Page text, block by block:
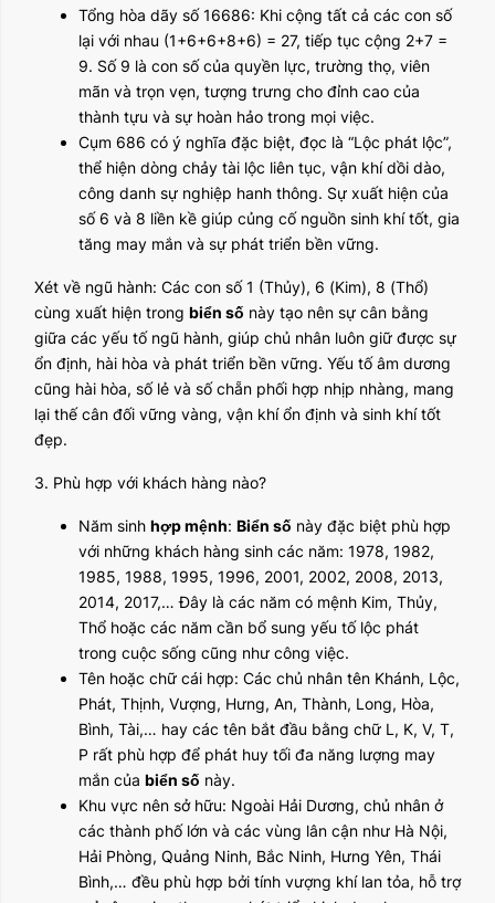
Tổng hòa dãy số 16686: Khi cộng tất cả các con số
lại với nhau (1+6+6+8+6) = 27, tiếp tục cộng 2+7 =
9. Số 9 là con số của quyền lực, trường thọ, viên
mãn và trọn vẹn, tượng trưng cho đỉnh cao của
thành tựu và sự hoàn hảo trong mọi việc.
Cụm 686 có ý nghĩa đặc biệt, đọc là “Lộc phát lộc”,
thể hiện dòng chảy tài lộc liên tục, vận khí dồi dào,
công danh sự nghiệp hanh thông. Sự xuất hiện của
số 6 và 8 liền kề giúp củng cố nguồn sinh khí tốt, gia
tăng may mắn và sự phát triển bền vững.
Xét về ngũ hành: Các con số 1 (Thủy), 6 (Kim), 8 (Thổ)
cùng xuất hiện trong biển số này tạo nên sự cân bằng
giữa các yếu tố ngũ hành, giúp chủ nhân luôn giữ được sự
ổn định, hài hòa và phát triển bền vững. Yếu tố âm dương
cũng hài hòa, số lẻ và số chẵn phối hợp nhịp nhàng, mang
lại thế cân đối vững vàng, vận khí ổn định và sinh khí tốt
đẹp.
3. Phù hợp với khách hàng nào?
Năm sinh hợp mệnh: Biển số này đặc biệt phù hợp
với những khách hàng sinh các năm: 1978, 1982,
1985, 1988, 1995, 1996, 2001, 2002, 2008, 2013,
2014, 2017,… Đây là các năm có mệnh Kim, Thủy,
Thổ hoặc các năm cần bổ sung yếu tố lộc phát
trong cuộc sống cũng như công việc.
Tên hoặc chữ cái hợp: Các chủ nhân tên Khánh, Lộc,
Phát, Thịnh, Vượng, Hưng, An, Thành, Long, Hòa,
Bình, Tài,… hay các tên bắt đầu bằng chữ L, K, V, T,
P rất phù hợp để phát huy tối đa năng lượng may
mắn của biển số này.
Khu vực nên sở hữu: Ngoài Hải Dương, chủ nhân ở
các thành phố lớn và các vùng lân cận như Hà Nội,
Hải Phòng, Quảng Ninh, Bắc Ninh, Hưng Yên, Thái
Bình,… đều phù hợp bởi tính vượng khí lan tỏa, hỗ trợ